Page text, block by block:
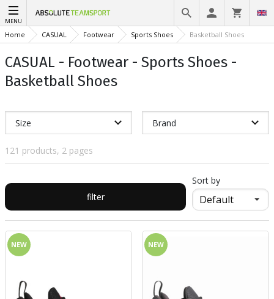
MENU
Home CASUAL Footwear Sports Shoes Basketball Shoes
CASUAL - Footwear - Sports Shoes -
Basketball Shoes
Size Brand
121 products, 2 pages
filter
Sort by
NEW NEW